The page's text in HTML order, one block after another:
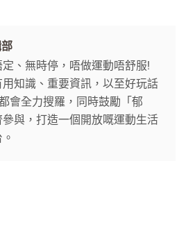
、無時停，唔做運動唔舒服!
用知識、重要資訊，以至好玩話
會全力搜羅，同時鼓勵「郁
參與，打造一個開放嘅運動生活